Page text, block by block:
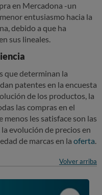
en Mercadona -un
entusiasmo hacia la
debido a que ha
sus lineales.
que determinan la
patentes en la encuesta
de los productos, la
las compras en el
menos les satisface son las
la evolución de precios en
de marcas en la oferta.
Volver arriba